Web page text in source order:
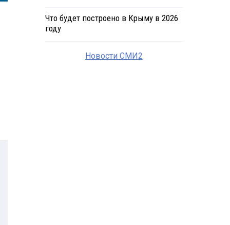
Что будет построено в Крыму в 2026
году
Новости СМИ2